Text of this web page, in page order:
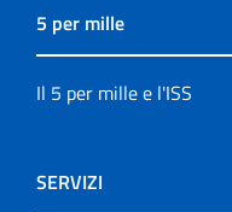
5 per mille
Il 5 per mille e l'ISS
SERVIZI